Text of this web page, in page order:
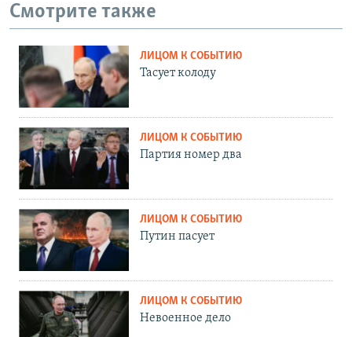
Смотрите также
ЛИЦОМ К СОБЫТИЮ
Тасует колоду
ЛИЦОМ К СОБЫТИЮ
Партия номер два
ЛИЦОМ К СОБЫТИЮ
Путин пасует
ЛИЦОМ К СОБЫТИЮ
Невоенное дело